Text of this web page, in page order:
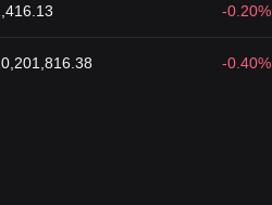
-0.20%
-0.40%